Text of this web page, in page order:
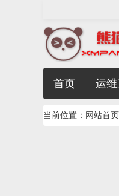
首页 运
当前位置： 网站首页